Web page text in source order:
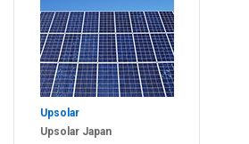
Upsolar
Upsolar Japan